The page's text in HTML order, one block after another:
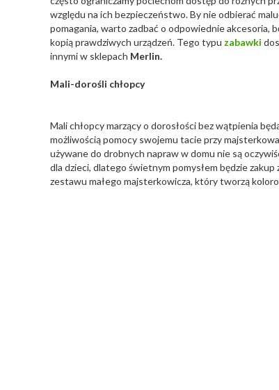
względu na ich bezpieczeństwo. By nie odbierać
pomagania, warto zadbać o odpowiednie akcesoria,
kopią prawdziwych urządzeń. Tego typu zabawki
innymi w sklepach Merlin.
Mali-dorośli chłopcy
Mali chłopcy marzący o dorosłości bez wątpienia
możliwością pomocy swojemu tacie przy
używane do drobnych napraw w domu nie są
dla dzieci, dlatego świetnym pomysłem będzie zakup
zestawu małego majsterkowicza, który tworzą